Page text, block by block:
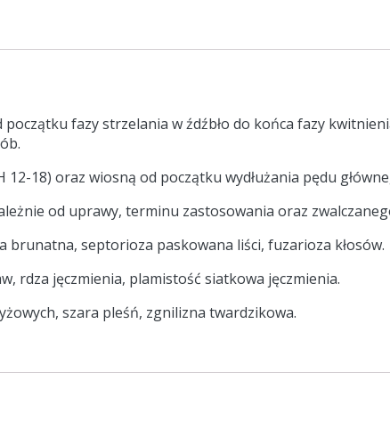
początku fazy strzelania w źdźbło do końca fazy
12-18) oraz wiosną od początku wydłużania pędu
od uprawy, terminu zastosowania oraz
brunatna, septorioza paskowana liści, fuzarioza kłosów.
rdza jęczmienia, plamistość siatkowa jęczmienia.
szara pleśń, zgnilizna twardzikowa.